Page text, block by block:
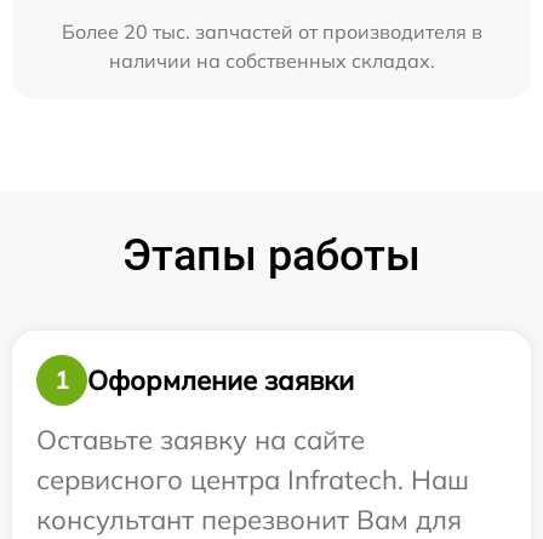
Более 20 тыс. запчастей от производителя в
наличии на собственных складах.
Этапы работы
1
Оформление заявки
Оставьте заявку на сайте
сервисного центра Infratech. Наш
консультант перезвонит Вам для